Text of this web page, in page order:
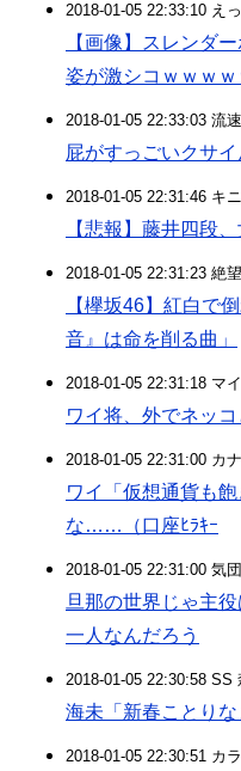
2018-01-05 22:33:10 え
【画像】スレンダ
姿が激シコｗｗｗｗ
2018-01-05 22:33:03 流
屁がすっごいクサ
2018-01-05 22:31:46 キ
【悲報】藤井四段
2018-01-05 22:31:23 絶
【欅坂46】紅白で
音』は命を削る曲」
2018-01-05 22:31:18 マ
ワイ将、外でネッ
2018-01-05 22:31:00 カ
ワイ「仮想通貨も
な……（口座ﾋﾗｷｰ
2018-01-05 22:31:00 気
旦那の世界じゃ主
一人なんだろう
2018-01-05 22:30:58 SS
海未「新春ことりな
2018-01-05 22:30:51 カ